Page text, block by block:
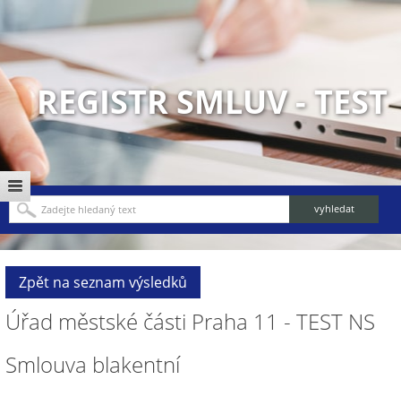
REGISTR SMLUV - TEST
Zpět na seznam výsledků
Úřad městské části Praha 11 - TEST NS
Smlouva blakentní